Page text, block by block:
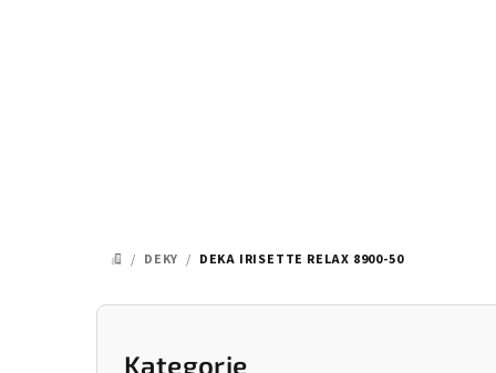
DOMŮ
/ DEKY / DEKA IRISETTE RELAX 8900-50
P
Přeskočit
Kategorie